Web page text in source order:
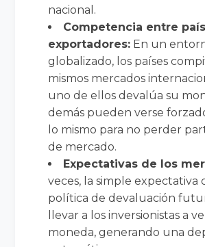
nacional.
Competencia entre
exportadores: En un
globalizado, los países
mismos mercados
uno de ellos devalúa su
demás pueden verse
lo mismo para no perder
de mercado.
Expectativas de los
veces, la simple expectativa
política de devaluación
llevar a los inversionistas a
moneda, generando una